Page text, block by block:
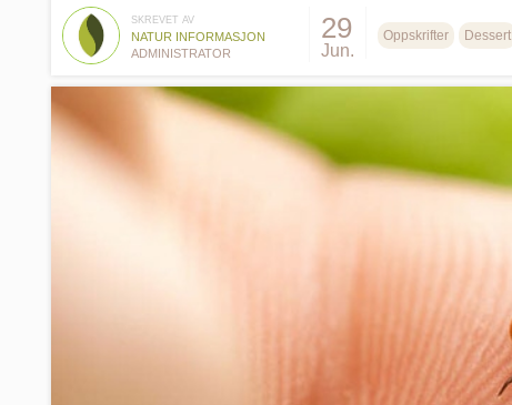
SKREVET AV
NATUR INFORMASJON
ADMINISTRATOR
29
Jun.
Oppskrifter Dessert